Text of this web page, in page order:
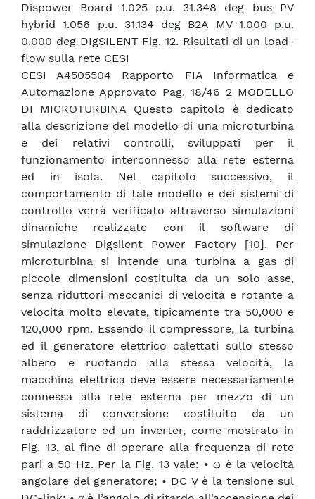
Dispower Board 1.025 p.u. 31.348 deg bus PV
hybrid 1.056 p.u. 31.134 deg B2A MV 1.000 p.u.
0.000 deg DIgSILENT Fig. 12. Risultati di un load-
flow sulla rete CESI
CESI A4505504 Rapporto FIA Informatica e
Automazione Approvato Pag. 18/46 2 MODELLO
DI MICROTURBINA Questo capitolo è dedicato
alla descrizione del modello di una microturbina
e dei relativi controlli, sviluppati per il
funzionamento interconnesso alla rete esterna
ed in isola. Nel capitolo successivo, il
comportamento di tale modello e dei sistemi di
controllo verrà verificato attraverso simulazioni
dinamiche realizzate con il software di
simulazione Digsilent Power Factory [10]. Per
microturbina si intende una turbina a gas di
piccole dimensioni costituita da un solo asse,
senza riduttori meccanici di velocità e rotante a
velocità molto elevate, tipicamente tra 50,000 e
120,000 rpm. Essendo il compressore, la turbina
ed il generatore elettrico calettati sullo stesso
albero e ruotando alla stessa velocità, la
macchina elettrica deve essere necessariamente
connessa alla rete esterna per mezzo di un
sistema di conversione costituito da un
raddrizzatore ed un inverter, come mostrato in
Fig. 13, al fine di operare alla frequenza di rete
pari a 50 Hz. Per la Fig. 13 vale: • ω è la velocità
angolare del generatore; • DC V è la tensione sul